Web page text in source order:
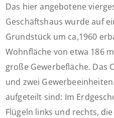
Das hier angebotene
Geschäftshaus wurde auf
Grundstück um ca,1960
Wohnfläche von etwa 186
große Gewerbefläche. Das
und zwei
aufgeteilt sind: Im
Flügeln links und rechts,